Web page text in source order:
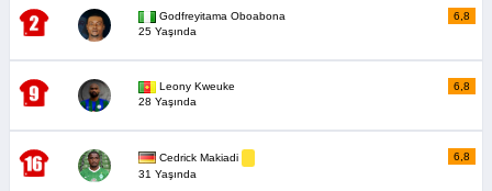
Godfreyitama Oboabona
25 Yaşında
6,8
Leony Kweuke
28 Yaşında
6,8
Cedrick Makiadi
31 Yaşında
6,8